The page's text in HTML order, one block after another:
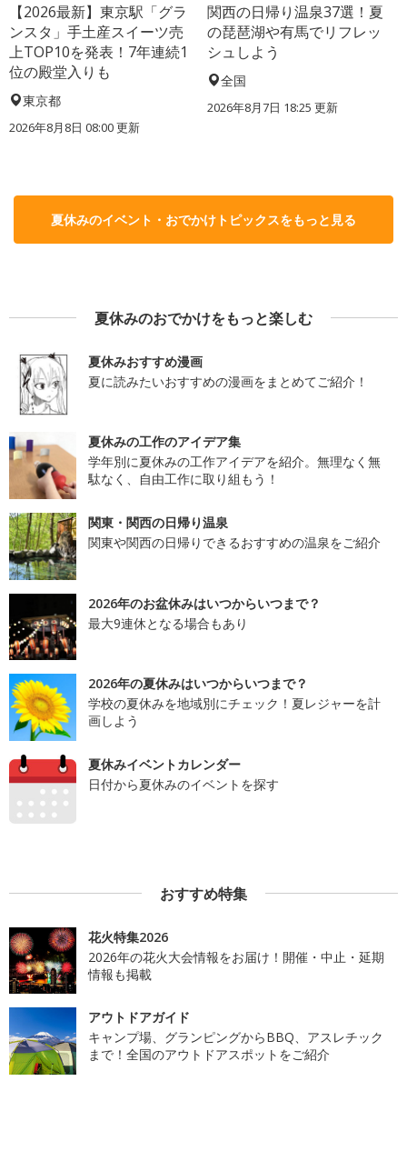
【2026最新】東京駅「グラ
ンスタ」手土産スイーツ売
上TOP10を発表！7年連続1
位の殿堂入りも
東京都
2026年8月8日 08:00更新
関西の日帰り温泉37選！夏
の琵琶湖や有馬でリフレッ
シュしよう
全国
2026年8月7日 18:25 更新
夏休みのイベント・おでかけトピックスをもっと見る
夏休みのおでかけをもっと楽しむ
夏休みおすすめ漫画
夏に読みたいおすすめの漫画をまとめてご紹介！
夏休みの工作のアイデア集
学年別に夏休みの工作アイデアを紹介。無理なく無
駄なく、自由工作に取り組もう！
関東・関西の日帰り温泉
関東や関西の日帰りできるおすすめの温泉をご紹介
2026年のお盆休みはいつからいつまで？
最大9連休となる場合もあり
2026年の夏休みはいつからいつまで？
学校の夏休みを地域別にチェック！夏レジャーを計
画しよう
夏休みイベントカレンダー
日付から夏休みのイベントを探す
おすすめ特集
花火特集2026
2026年の花火大会情報をお届け！開催・中止・延期
情報も掲載
アウトドアガイド
キャンプ場、グランピングからBBQ、アスレチック
まで！全国のアウトドアスポットをご紹介